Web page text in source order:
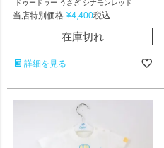
ドゥードゥー うさぎ シナモンレッド
当店特別価格 ¥4,400税込
在庫切れ
詳細を見る